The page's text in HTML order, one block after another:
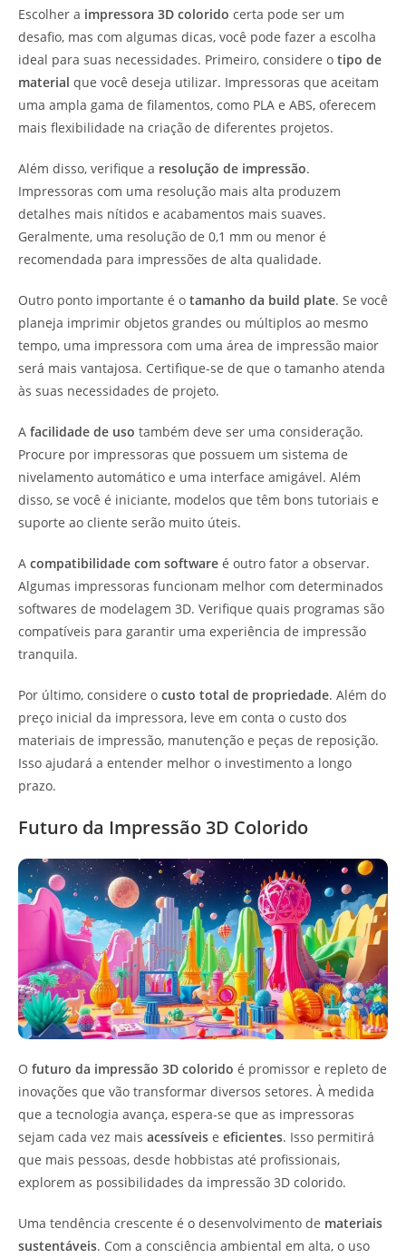
Escolher a impressora 3D colorido certa pode ser um
desafio, mas com algumas dicas, você pode fazer a escolha
ideal para suas necessidades. Primeiro, considere o tipo de
material que você deseja utilizar. Impressoras que aceitam
uma ampla gama de filamentos, como PLA e ABS, oferecem
mais flexibilidade na criação de diferentes projetos.
Além disso, verifique a resolução de impressão.
Impressoras com uma resolução mais alta produzem
detalhes mais nítidos e acabamentos mais suaves.
Geralmente, uma resolução de 0,1 mm ou menor é
recomendada para impressões de alta qualidade.
Outro ponto importante é o tamanho da build plate. Se você
planeja imprimir objetos grandes ou múltiplos ao mesmo
tempo, uma impressora com uma área de impressão maior
será mais vantajosa. Certifique-se de que o tamanho atenda
às suas necessidades de projeto.
A facilidade de uso também deve ser uma consideração.
Procure por impressoras que possuem um sistema de
nivelamento automático e uma interface amigável. Além
disso, se você é iniciante, modelos que têm bons tutoriais e
suporte ao cliente serão muito úteis.
A compatibilidade com software é outro fator a observar.
Algumas impressoras funcionam melhor com determinados
softwares de modelagem 3D. Verifique quais programas são
compatíveis para garantir uma experiência de impressão
tranquila.
Por último, considere o custo total de propriedade. Além do
preço inicial da impressora, leve em conta o custo dos
materiais de impressão, manutenção e peças de reposição.
Isso ajudará a entender melhor o investimento a longo
prazo.
Futuro da Impressão 3D Colorido
O futuro da impressão 3D colorido é promissor e repleto de
inovações que vão transformar diversos setores. À medida
que a tecnologia avança, espera-se que as impressoras
sejam cada vez mais acessíveis e eficientes. Isso permitirá
que mais pessoas, desde hobbistas até profissionais,
explorem as possibilidades da impressão 3D colorido.
Uma tendência crescente é o desenvolvimento de materiais
sustentáveis. Com a consciência ambiental em alta, o uso